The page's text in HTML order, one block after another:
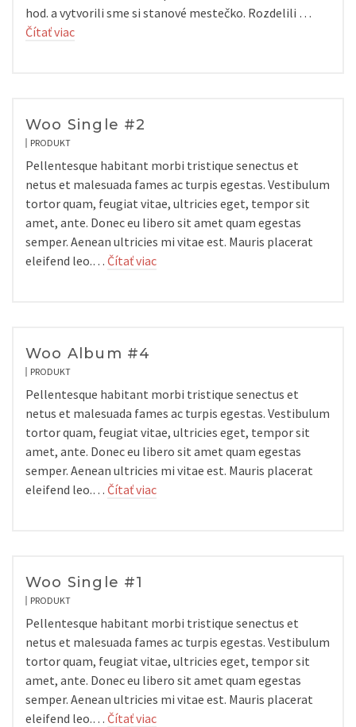
hod. a vytvorili sme si stanové mestečko. Rozdelili …
Čítať viac
Woo Single #2
PRODUKT
Pellentesque habitant morbi tristique senectus et
netus et malesuada fames ac turpis egestas. Vestibulum
tortor quam, feugiat vitae, ultricies eget, tempor sit
amet, ante. Donec eu libero sit amet quam egestas
semper. Aenean ultricies mi vitae est. Mauris placerat
eleifend leo.… Čítať viac
Woo Album #4
PRODUKT
Pellentesque habitant morbi tristique senectus et
netus et malesuada fames ac turpis egestas. Vestibulum
tortor quam, feugiat vitae, ultricies eget, tempor sit
amet, ante. Donec eu libero sit amet quam egestas
semper. Aenean ultricies mi vitae est. Mauris placerat
eleifend leo.… Čítať viac
Woo Single #1
PRODUKT
Pellentesque habitant morbi tristique senectus et
netus et malesuada fames ac turpis egestas. Vestibulum
tortor quam, feugiat vitae, ultricies eget, tempor sit
amet, ante. Donec eu libero sit amet quam egestas
semper. Aenean ultricies mi vitae est. Mauris placerat
eleifend leo.… Čítať viac